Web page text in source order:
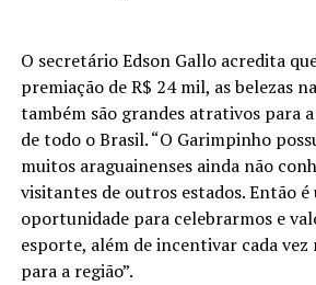
O secretário Edson Gallo acredita
premiação de R$ 24 mil, as belezas
também são grandes atrativos para
de todo o Brasil. “O Garimpinho
muitos araguainenses ainda não
visitantes de outros estados. Então
oportunidade para celebrarmos e
esporte, além de incentivar cada
para a região”.